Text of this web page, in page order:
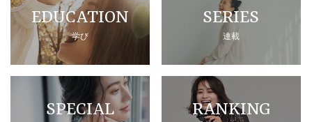
EDUCATION
学び
SERIES
連載
SPECIAL RANKING